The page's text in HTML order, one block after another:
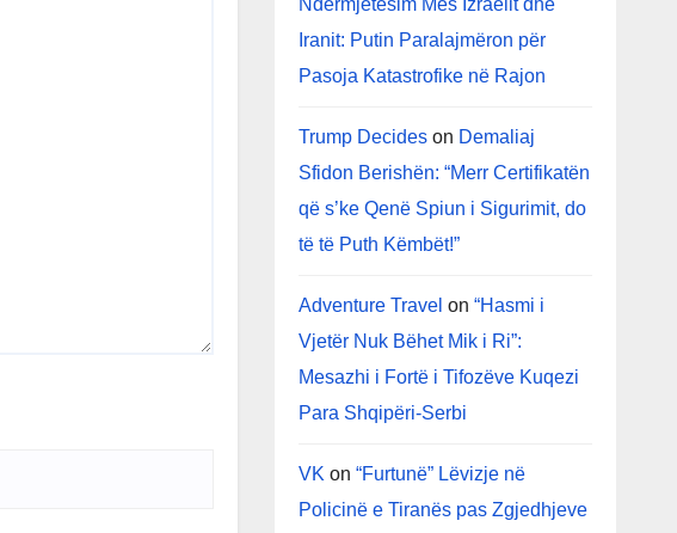
Ndërmjetësim Mes Izraelit dhe
Iranit: Putin Paralajmëron për
Pasoja Katastrofike në Rajon
Trump Decideson Demaliaj
Sfidon Berishën: “Merr Certifikatën
që s’ke Qenë Spiun i Sigurimit, do
të të Puth Këmbët!”
Adventure Travel on “Hasmi i
Vjetër Nuk Bëhet Mik i Ri”:
Mesazhi i Fortë i Tifozëve Kuqezi
Para Shqipëri-Serbi
VK on “Furtunë” Lëvizje në
Policinë e Tiranës pas Zgjedhjeve